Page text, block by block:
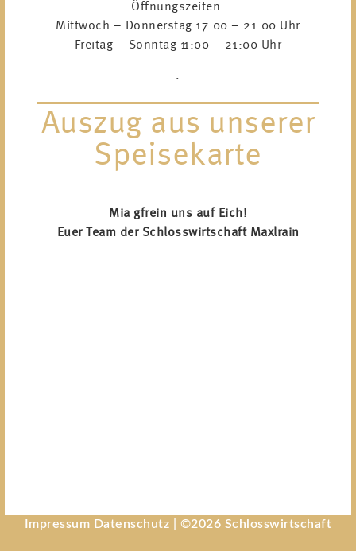
Öffnungszeiten:
Mittwoch – Donnerstag 17:00 – 21:00 Uhr
Freitag – Sonntag 11:00 – 21:00 Uhr
.
Auszug aus unserer
Speisekarte
Mia gfrein uns auf Eich!
Euer Team der Schlosswirtschaft Maxlrain
Impressum Datenschutz | ©2026 Schlosswirtschaft